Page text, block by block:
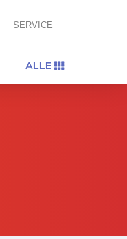
SERVICE
ALLE